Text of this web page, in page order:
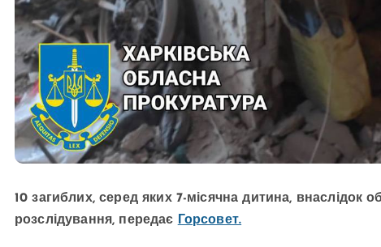
10 загиблих, серед яких 7-місячна дитина, внаслідок
розслідування, передає Горсовет.